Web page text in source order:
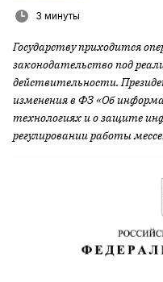
3 минуты
Государству приходится
законодательство под
действительности.
изменения в ФЗ «Об
технологиях и о защите
регулировании работы